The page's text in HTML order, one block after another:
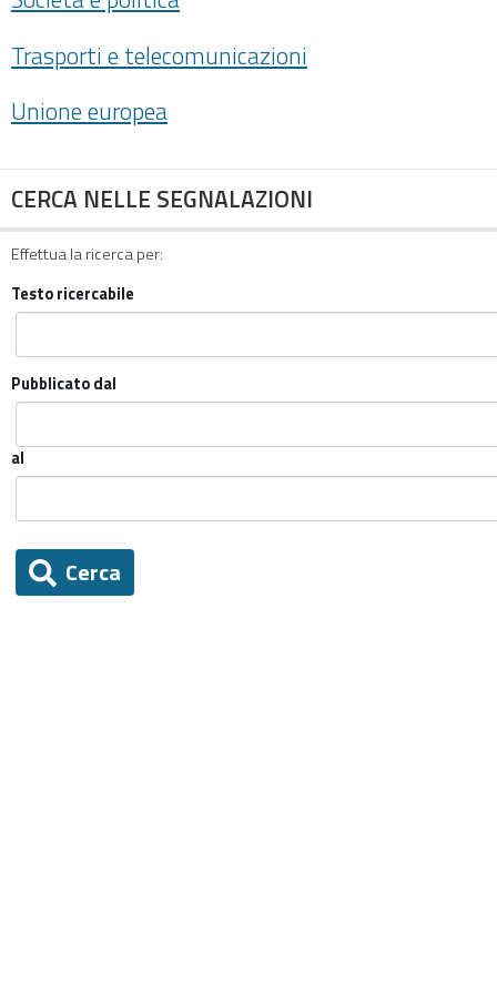
Trasporti e telecomunicazioni
Unione europea
CERCA NELLE SEGNALAZIONI
Effettua la ricerca per:
Testo ricercabile
Pubblicato dal
al